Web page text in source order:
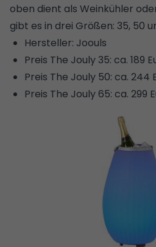
oben dient als Weinkühler
gibt es in drei Größen: 35, 50
Hersteller: Joouls
Preis The Jouly 35: ca. 189
Preis The Jouly 50: ca. 244
Preis The Jouly 65: ca. 299